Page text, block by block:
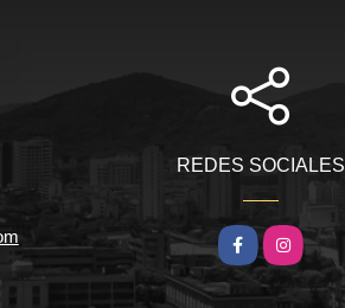
REDES SOCIALES
Facebook
Instagram